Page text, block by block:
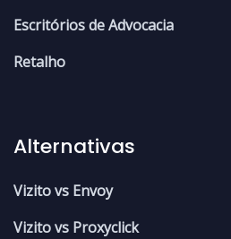
Escritórios de Advocacia
Retalho
Alternativas
Vizito vs Envoy
Vizito vs Proxyclick